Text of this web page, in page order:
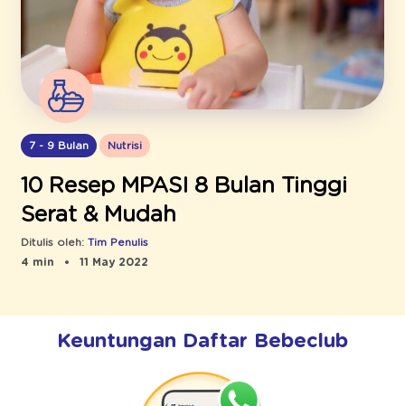
7 - 9 Bulan Nutrisi
10 Resep MPASI 8 Bulan Tinggi
Serat & Mudah
Ditulis oleh: Tim Penulis
4 min
11 May 2022
Keuntungan Daftar Bebeclub